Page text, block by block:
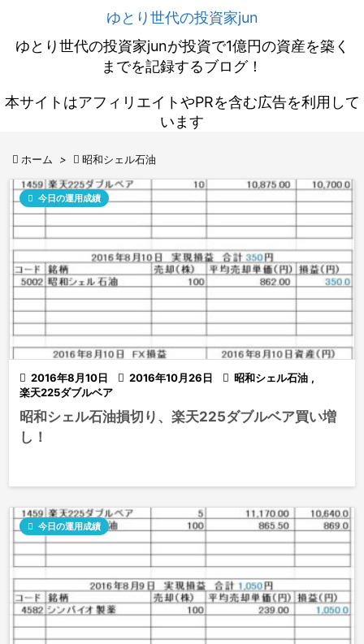
ゆとり世代の投資家jun
ゆとり世代の投資家junが投資で1億円の資産を築く
までを記録するブログ！
本サイトはアフィリエイトやPRを含む広告を利用して
います
 ホーム >  昭和シェル石油
 2016年8月10日  2016年10月26日
 今日の運用成績
 昭和シェル石油 ,
楽天225ダブルベア
昭和シェル石油損切り、楽天225ダブルベア買い増
し！
 今日の運用成績